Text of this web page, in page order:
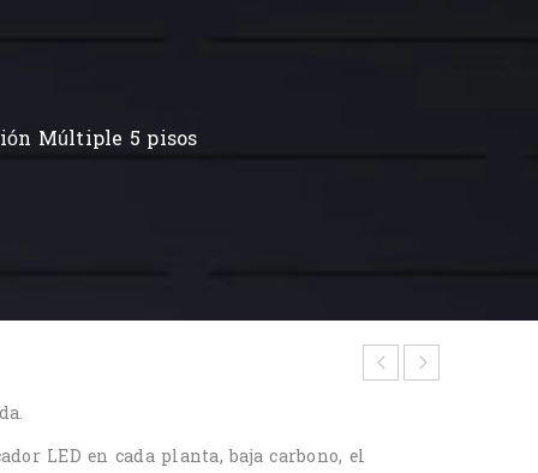
Múltiple 5 pisos
LED en cada planta, baja carbono, el